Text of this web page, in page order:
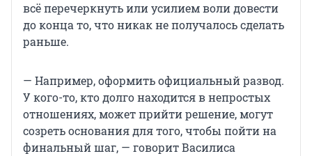
всё перечеркнуть или усилием воли довести
до конца то, что никак не получалось сделать
раньше.
— Например, оформить официальный развод.
У кого-то, кто долго находится в непростых
отношениях, может прийти решение, могут
созреть основания для того, чтобы пойти на
финальный шаг, — говорит Василиса